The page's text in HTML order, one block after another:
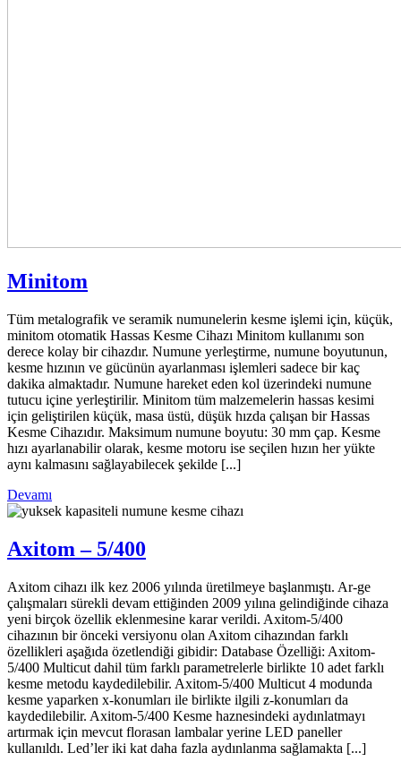
Minitom
Tüm metalografik ve seramik numunelerin kesme işlemi için, küçük,
minitom otomatik Hassas Kesme Cihazı Minitom kullanımı son
derece kolay bir cihazdır. Numune yerleştirme, numune boyutunun,
kesme hızının ve gücünün ayarlanması işlemleri sadece bir kaç
dakika almaktadır. Numune hareket eden kol üzerindeki numune
tutucu içine yerleştirilir. Minitom tüm malzemelerin hassas kesimi
için geliştirilen küçük, masa üstü, düşük hızda çalışan bir Hassas
Kesme Cihazıdır. Maksimum numune boyutu: 30 mm çap. Kesme
hızı ayarlanabilir olarak, kesme motoru ise seçilen hızın her yükte
aynı kalmasını sağlayabilecek şekilde [...]
Devamı
Axitom – 5/400
Axitom cihazı ilk kez 2006 yılında üretilmeye başlanmıştı. Ar-ge
çalışmaları sürekli devam ettiğinden 2009 yılına gelindiğinde cihaza
yeni birçok özellik eklenmesine karar verildi. Axitom-5/400
cihazının bir önceki versiyonu olan Axitom cihazından farklı
özellikleri aşağıda özetlendiği gibidir: Database Özelliği: Axitom-
5/400 Multicut dahil tüm farklı parametrelerle birlikte 10 adet farklı
kesme metodu kaydedilebilir. Axitom-5/400 Multicut 4 modunda
kesme yaparken x-konumları ile birlikte ilgili z-konumları da
kaydedilebilir. Axitom-5/400 Kesme haznesindeki aydınlatmayı
artırmak için mevcut florasan lambalar yerine LED paneller
kullanıldı. Led’ler iki kat daha fazla aydınlanma sağlamakta [...]